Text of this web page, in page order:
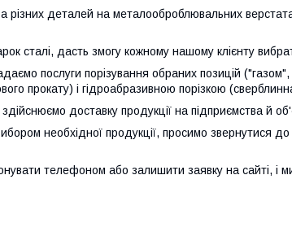
деталей на металооброблювальних
сталі, дасть змогу кожному нашому клієнту
послуги порізування обраних позицій ("газом",
прокату) і гідроабразивною порізкою
доставку продукції на підприємства й
необхідної продукції, просимо звернутися
телефоном або залишити заявку на сайті, і